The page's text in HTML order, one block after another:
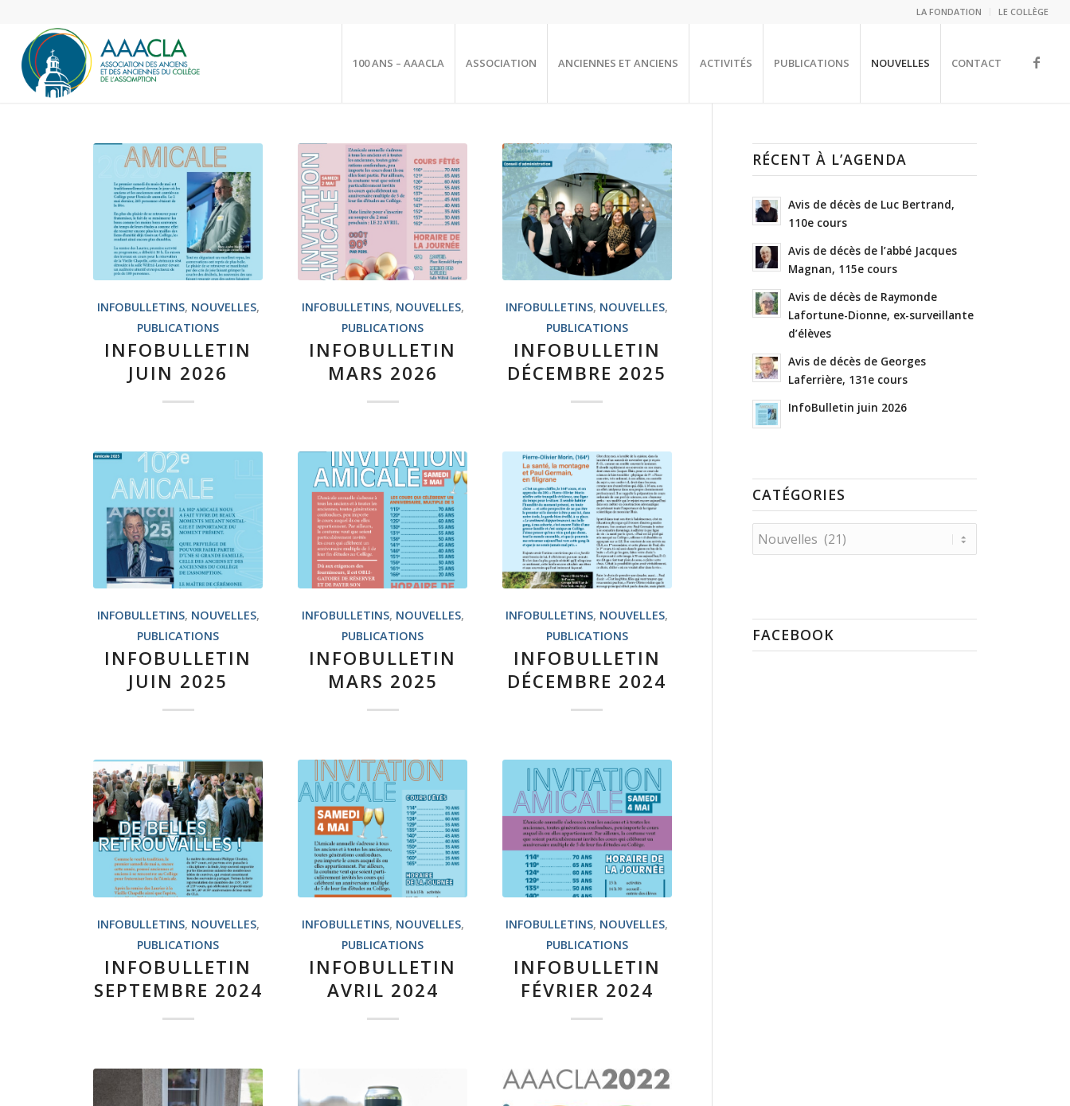
LA FONDATION LE COLLÈGE
100 ANS – AAACLA ASSOCIATION ANCIENNES ET ANCIENS ACTIVITÉS PUBLICATIONS NOUVELLES CONTACT
INFOBULLETINS, NOUVELLES,
PUBLICATIONS
INFOBULLETIN
JUIN 2026
INFOBULLETINS, NOUVELLES,
PUBLICATIONS
INFOBULLETIN
MARS 2026
INFOBULLETINS, NOUVELLES,
PUBLICATIONS
INFOBULLETIN
DÉCEMBRE 2025
INFOBULLETINS, NOUVELLES,
PUBLICATIONS
INFOBULLETIN
JUIN 2025
INFOBULLETINS, NOUVELLES,
PUBLICATIONS
INFOBULLETIN
MARS 2025
INFOBULLETINS, NOUVELLES,
PUBLICATIONS
INFOBULLETIN
DÉCEMBRE 2024
INFOBULLETINS, NOUVELLES,
PUBLICATIONS
INFOBULLETIN
SEPTEMBRE 2024
INFOBULLETINS, NOUVELLES,
PUBLICATIONS
INFOBULLETIN
AVRIL 2024
INFOBULLETINS, NOUVELLES,
PUBLICATIONS
INFOBULLETIN
FÉVRIER 2024
RÉCENT À L’AGENDA
Avis de décès de Luc Bertrand,
110e cours
Avis de décès de l’abbé Jacques
Magnan, 115e cours
Avis de décès de Raymonde
Lafortune-Dionne, ex-surveillante
d’élèves
Avis de décès de Georges
Laferrière, 131e cours
InfoBulletin juin 2026
CATÉGORIES
Catégories
FACEBOOK